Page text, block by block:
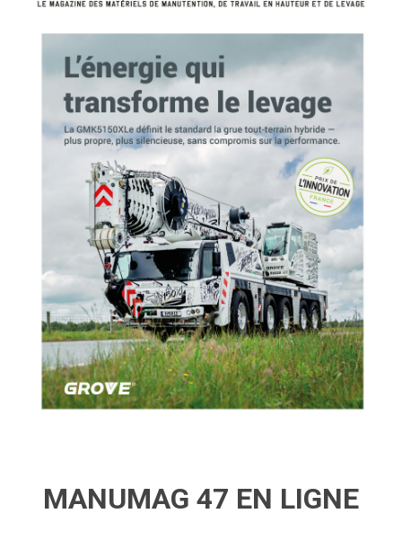
MANUMAG 47 EN LIGNE